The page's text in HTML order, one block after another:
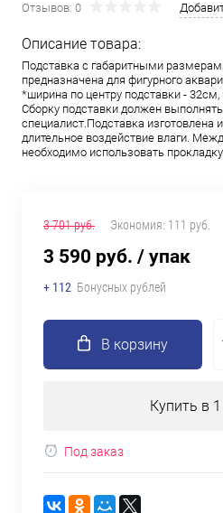
Отзывов: 0
Описание товара:
Подставка с габаритными
предназначена для фигурного
*ширина по центру подставки -
Сборку подставки должен
специалист.Подставка изготовлена
длительное воздействие влаги.
необходимо использовать
3 701 руб. Экономия: 111 руб.
3 590 руб. / упак
+ 112 Бонусных рублей
В корзину
Купить в
Под заказ